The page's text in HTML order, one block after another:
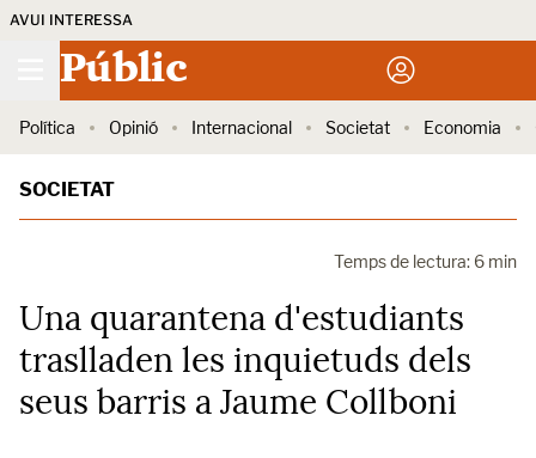
AVUI INTERESSA
Públic
Política Opinió Internacional Societat Economia
SOCIETAT
Temps de lectura: 6 min
Una quarantena d'estudiants
traslladen les inquietuds dels
seus barris a Jaume Collboni